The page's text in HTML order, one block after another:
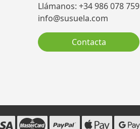
Llámanos: +34 986 078 759
info@susuela.com
Contacta